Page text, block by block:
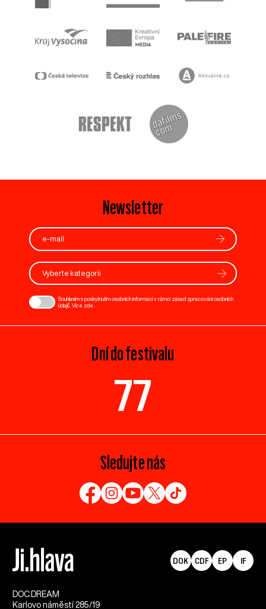
Newsletter
Vyberte kategorii
Souhlasím s poskytnutím osobních informací v rámci zásad zpracování osobních
údajů. Více zde
Dní do festivalu
77
Sledujte nás
DOC.DREAM​
Karlovo náměstí 285/19
DOK CDF EP IF